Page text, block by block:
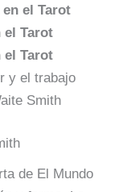
el Tarot
el Tarot
el Tarot
y el trabajo
Smith
de El Mundo